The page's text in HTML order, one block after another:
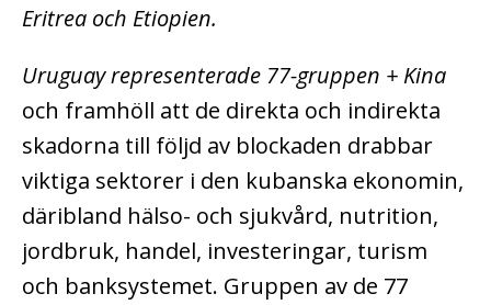
Eritrea och Etiopien.
Uruguay representerade 77-gruppen + Kina
och framhöll att de direkta och indirekta
skadorna till följd av blockaden drabbar
viktiga sektorer i den kubanska ekonomin,
däribland hälso- och sjukvård, nutrition,
jordbruk, handel, investeringar, turism
och banksystemet. Gruppen av de 77